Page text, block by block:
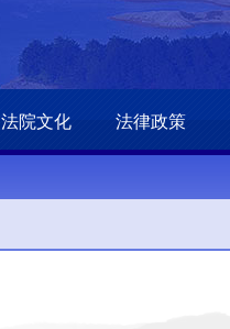
法院文化 法律政策